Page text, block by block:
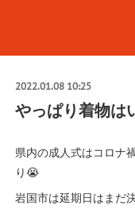
2022.01.08 10:25
やっぱり着物は
県内の成人式はコロナ
り😭
岩国市は延期日はまだ